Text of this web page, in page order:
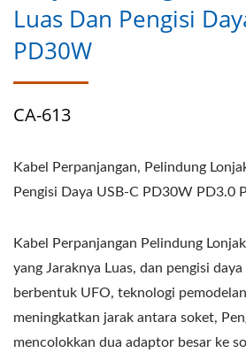
Luas Dan Pengisi
PD30W
CA-613
Kabel Perpanjangan, Pelindung
Pengisi Daya USB-C PD30W PD3.0
Kabel Perpanjangan Pelindung
yang Jaraknya Luas, dan pengisi
berbentuk UFO, teknologi
meningkatkan jarak antara soket,
mencolokkan dua adaptor besar ke